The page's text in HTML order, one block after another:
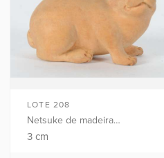
LOTE 208
Netsuke de madeira
representando coelho.
3cm